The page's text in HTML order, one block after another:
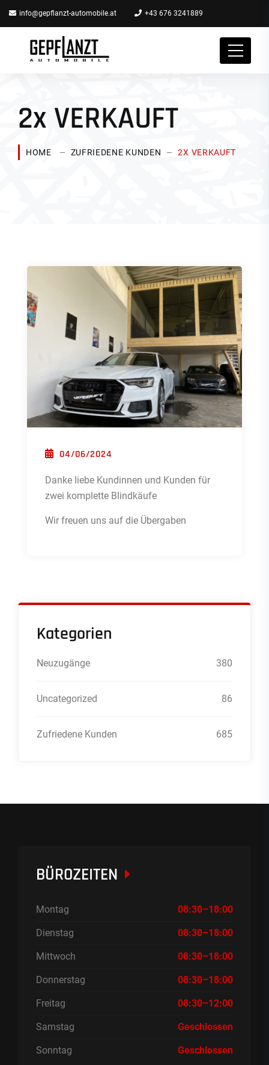
info@gepflanzt-automobile.at +43 676 3241889
2x VERKAUFT
HOME ZUFRIEDENE KUNDEN 2X VERKAUFT
POSTED ON
04/06/2024
Danke liebe Kundinnen und Kunden für
zwei komplette Blindkäufe
Wir freuen uns auf die Übergaben
Kategorien
Neuzugänge 380
Uncategorized 86
Zufriedene Kunden 685
BÜROZEITEN
Montag 08:30–18:00
Dienstag 08:30–18:00
Mittwoch 08:30–18:00
Donnerstag 08:30–18:00
Freitag 08:30–12:00
Samstag Geschlossen
Sonntag Geschlossen